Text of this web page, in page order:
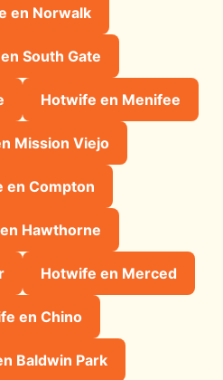
en Norwalk
South Gate
Hotwife en Menifee
Mission Viejo
en Compton
Hawthorne
Hotwife en Merced
en Chino
Baldwin Park